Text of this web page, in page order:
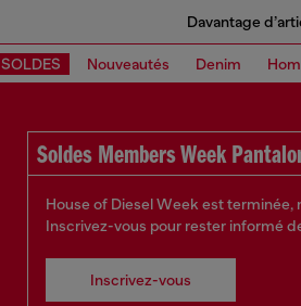
Davantage
SOLDES Nouveautés Denim
Soldes Members Week
House of Diesel Week est terminée,
Inscrivez-vous pour rester informé
Inscrivez-vous